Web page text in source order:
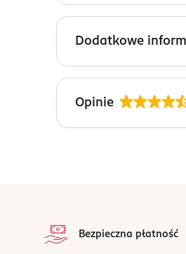
Naszyjnik.
Dodatkowe
PRODUCENT/
Avanti - Marczyk Sp.J.
Morgowa 2B
91-223
5 902143 712053
Opinie
Bezpieczna płatność